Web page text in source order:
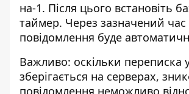
на-1. Після цього встановіть
таймер. Через зазначений час
повідомлення буде
Важливо: оскільки переписка
зберігається на серверах,
повідомлення неможливо